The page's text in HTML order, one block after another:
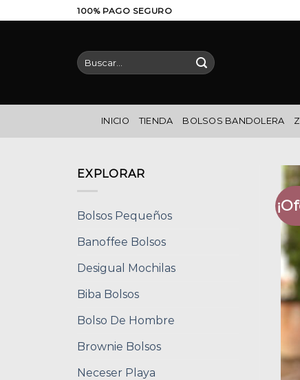
al
100% PAGO SEGURO
Buscar
por:
INICIO TIENDA BOLSOS BANDOLERA
EXPLORAR
Bolsos Pequeños
Banoffee Bolsos
Desigual Mochilas
Biba Bolsos
Bolso De Hombre
Brownie Bolsos
Neceser Playa